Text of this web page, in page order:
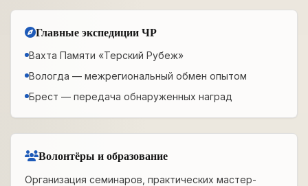
Главные экспедиции ЧР
Вахта Памяти «Терский Рубеж»
Вологда — межрегиональный обмен опытом
Брест — передача обнаруженных наград
Волонтёры и образование
Организация семинаров, практических мастер-